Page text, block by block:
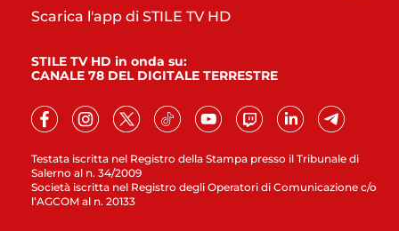
Testata iscritta nel Registro della Stampa presso il Tribunale di
Salerno al n. 34/2009
Società iscritta nel Registro degli Operatori di Comunicazione c/o
l’AGCOM al n. 20133
Scarica l'app di STILE TV HD
STILE TV HD in onda su:
CANALE 78 DEL DIGITALE TERRESTRE